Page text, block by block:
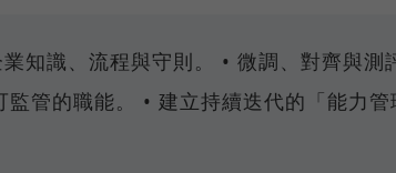
知識、流程與守則。 • 微調、對齊與測
監管的職能。 • 建立持續迭代的「能力